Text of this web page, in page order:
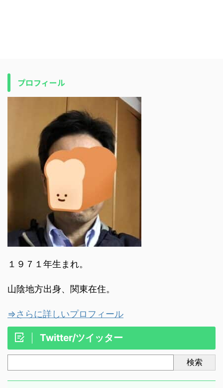
プロフィール
１９７１年生まれ。
山陰地方出身、関東在住。
⇒さらに詳しいプロフィール
Twitter/ツイッター
検索